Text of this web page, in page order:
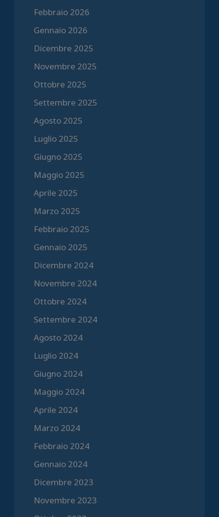
Febbraio 2026
Gennaio 2026
Dicembre 2025
Novembre 2025
Ottobre 2025
Settembre 2025
Agosto 2025
Luglio 2025
Giugno 2025
Maggio 2025
Aprile 2025
Marzo 2025
Febbraio 2025
Gennaio 2025
Dicembre 2024
Novembre 2024
Ottobre 2024
Settembre 2024
Agosto 2024
Luglio 2024
Giugno 2024
Maggio 2024
Aprile 2024
Marzo 2024
Febbraio 2024
Gennaio 2024
Dicembre 2023
Novembre 2023